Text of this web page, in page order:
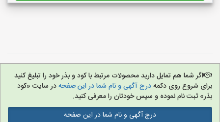
اگر شما هم تمایل دارید محصولات مرتبط با کود و بذر خود را تبلیغ کنید
برای شروع روی دکمهدرج آگهی و نام شما در این صفحهدر سایت «کود
بذر» ثبت نام نموده و سپس خودتان را معرفی کنید.
درج آگهی و نام شما در این صفحه